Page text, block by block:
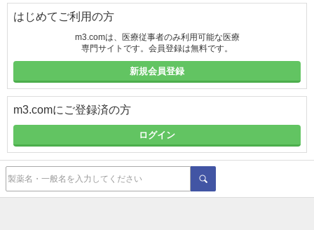
はじめてご利用の方
m3.comは、医療従事者のみ利用可能な医療
専門サイトです。会員登録は無料です。
新規会員登録
m3.comにご登録済の方
ログイン